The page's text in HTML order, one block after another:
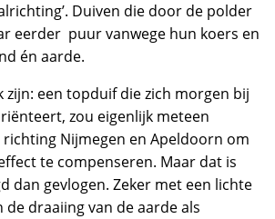
Duiven die door de polder
eerder puur vanwege hun koers en
én aarde.
zijn: een topduif die zich morgen bij
zou eigenlijk meteen
Nijmegen en Apeldoorn om
te compenseren. Maar dat is
dan gevlogen. Zeker met een lichte
de draaiing van de aarde als